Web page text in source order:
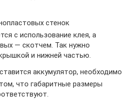
стенок
с использование клея, а
— скотчем. Так нужно
и нижней частью.
аккумулятор, необходимо
что габаритные размеры